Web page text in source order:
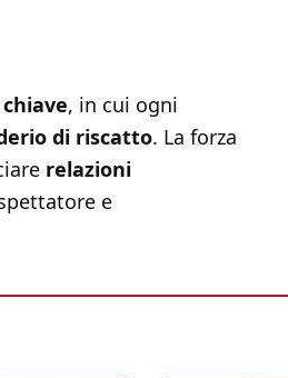
, in cui ogni
di riscatto. La forza
relazioni
e